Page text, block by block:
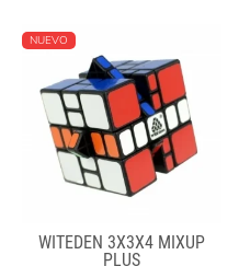
NUEVO
WITEDEN 3X3X4 MIXUP
PLUS